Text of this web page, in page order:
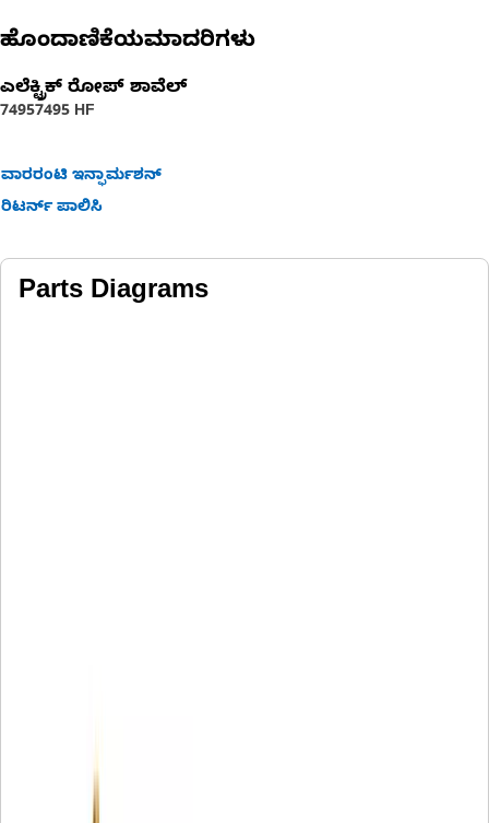
ಹೊಂದಾಣಿಕೆಯಮಾದರಿಗಳು
ಎಲೆಕ್ಟ್ರಿಕ್ ರೋಪ್ ಶಾವೆಲ್‌
74957495 HF
ವಾರರಂಟಿ ಇನ್ಫಾರ್ಮಶನ್
ರಿಟರ್ನ್ ಪಾಲಿಸಿ
Parts Diagrams